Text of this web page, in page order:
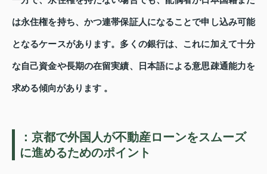
は永住権を持ち、かつ連帯保証人になることで申し込み可能
となるケースがあります。多くの銀行は、これに加えて十分
な自己資金や長期の在留実績、日本語による意思疎通能力を
求める傾向があります 。
：京都で外国人が不動産ローンをスムーズ
に進めるためのポイント